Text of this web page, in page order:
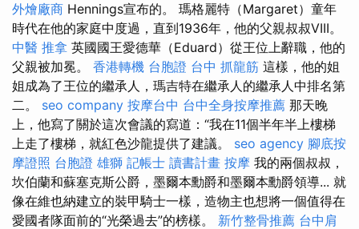
外燴廠商 Hennings宣布的。 瑪格麗特（Margaret）童年
時代在他的家庭中度過，直到1936年，他的父親叔叔VIII。
中醫 推拿 英國國王愛德華（Eduard）從王位上辭職，他的
父親被加冕。 香港轉機 台胞證 台中 抓龍筋 這樣，他的姐
姐成為了王位的繼承人，瑪吉特在繼承人的繼承人中排名第
二。 seo company 按摩台中 台中全身按摩推薦 那天晚
上，他寫了關於這次會議的寫道：“我在11個半年半上樓梯
上走了樓梯，就紅色沙龍提供了建議。 seo agency 腳底按
摩證照 台胞證 雄獅 記帳士 讀書計畫 按摩 我的兩個叔叔，
坎伯蘭和蘇塞克斯公爵，墨爾本勳爵和墨爾本勳爵領導... 就
像在維也納建立的裝甲騎士一樣，造物主也想將一個值得在
愛國者隊面前的“光榮過去”的榜樣。 新竹整骨推薦 台中肩